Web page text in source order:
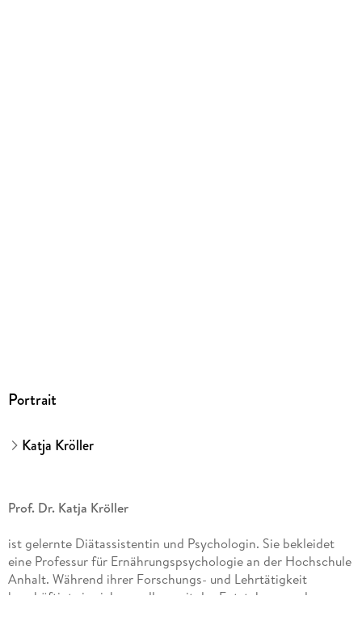
Portrait
Katja Kröller
Prof. Dr. Katja Kröller
ist gelernte Diätassistentin und Psychologin. Sie bekleidet
eine Professur für Ernährungspsychologie an der Hochschule
Anhalt. Während ihrer Forschungs- und Lehrtätigkeit
beschäftigt sie sich vor allem mit der Entstehung und